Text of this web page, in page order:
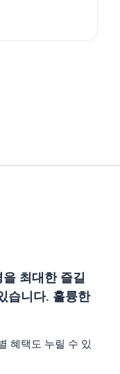
최대한 즐길
습니다. 훌륭한
혜택도 누릴 수 있